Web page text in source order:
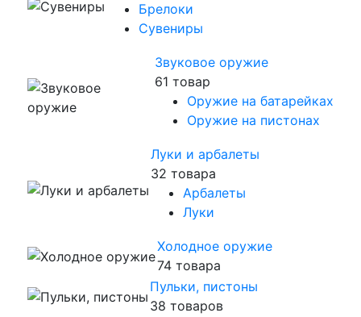
Брелоки
Сувениры
Звуковое оружие
61 товар
Оружие на батарейках
Оружие на пистонах
Луки и арбалеты
32 товара
Арбалеты
Луки
Холодное оружие
74 товара
Пульки, пистоны
38 товаров